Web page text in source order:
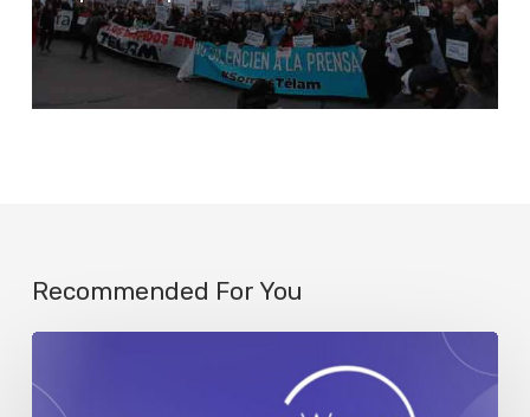
Recommended For You
abre